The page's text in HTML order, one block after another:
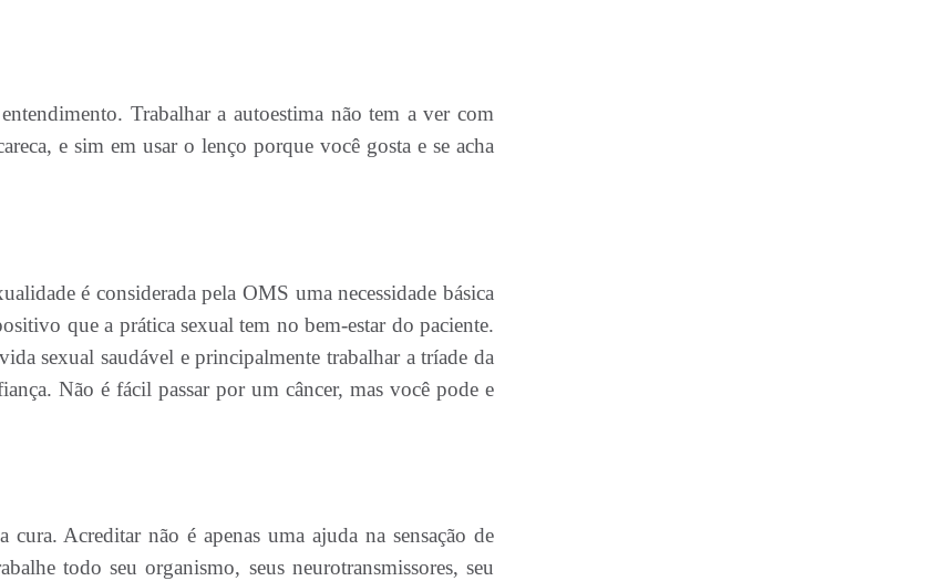
Trabalhar a autoestima não tem a ver com
e sim em usar o lenço porque você gosta e se acha
é considerada pela OMS uma necessidade básica
que a prática sexual tem no bem-estar do paciente.
sexual saudável e principalmente trabalhar a tríade da
Não é fácil passar por um câncer, mas você pode e
Acreditar não é apenas uma ajuda na sensação de
todo seu organismo, seus neurotransmissores, seu